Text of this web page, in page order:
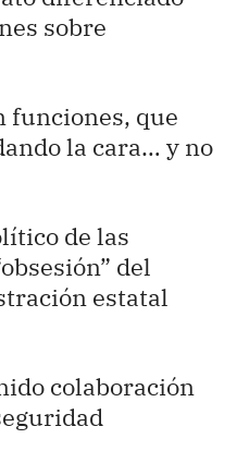
sobre
funciones, que
la cara… y no
de las
del
estatal
colaboración